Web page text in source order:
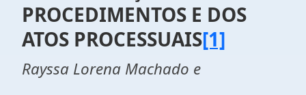
PROCEDIMENTOS E DOS
ATOS PROCESSUAIS[1]
Rayssa Lorena Machado e